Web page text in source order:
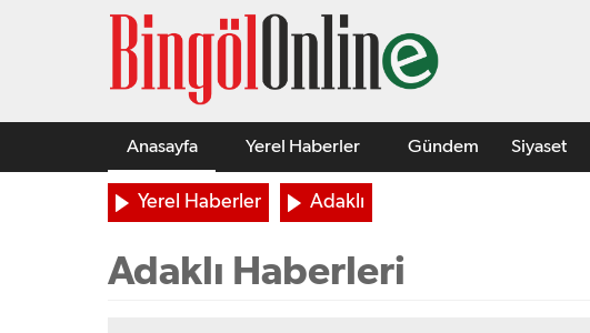
Anasayfa Yerel Haberler Gündem Siyaset
Yerel Haberler Adaklı
Adaklı Haberleri